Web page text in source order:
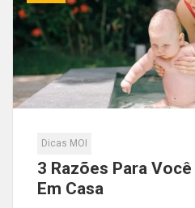
Dicas MOI
3 Razões Para
Em Casa